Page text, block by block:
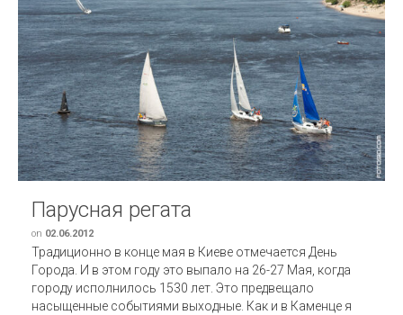
Парусная регата
on 02.06.2012
Традиционно в конце мая в Киеве отмечается День
Города. И в этом году это выпало на 26-27 Мая, когда
городу исполнилось 1530 лет. Это предвещало
насыщенные событиями выходные. Как и в Каменце я